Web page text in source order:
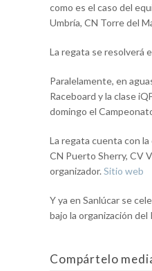
como es el caso del
Umbría, CN Torre del
La regata se resolverá
Paralelamente, en
Raceboard y la clase
domingo el
La regata cuenta con
CN Puerto Sherry, CV
organizador. Sitio web
Y ya en Sanlúcar se
bajo la organización del
Compártelo